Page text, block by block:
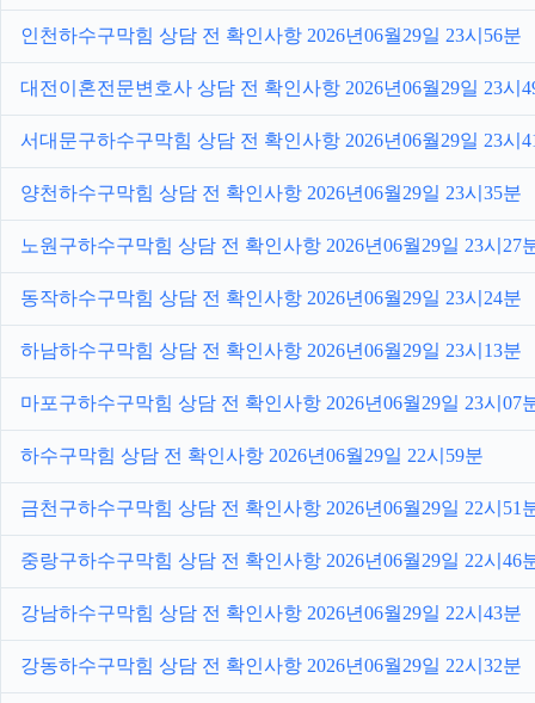
인천하수구막힘 상담 전 확인사항 2026년06월29일 23시56분
대전이혼전문변호사 상담 전 확인사항 2026년06월29일 23시
서대문구하수구막힘 상담 전 확인사항 2026년06월29일 23시
양천하수구막힘 상담 전 확인사항 2026년06월29일 23시35분
노원구하수구막힘 상담 전 확인사항 2026년06월29일 23시27
동작하수구막힘 상담 전 확인사항 2026년06월29일 23시24분
하남하수구막힘 상담 전 확인사항 2026년06월29일 23시13분
마포구하수구막힘 상담 전 확인사항 2026년06월29일 23시07
하수구막힘 상담 전 확인사항 2026년06월29일 22시59분
금천구하수구막힘 상담 전 확인사항 2026년06월29일 22시51
중랑구하수구막힘 상담 전 확인사항 2026년06월29일 22시46
강남하수구막힘 상담 전 확인사항 2026년06월29일 22시43분
강동하수구막힘 상담 전 확인사항 2026년06월29일 22시32분